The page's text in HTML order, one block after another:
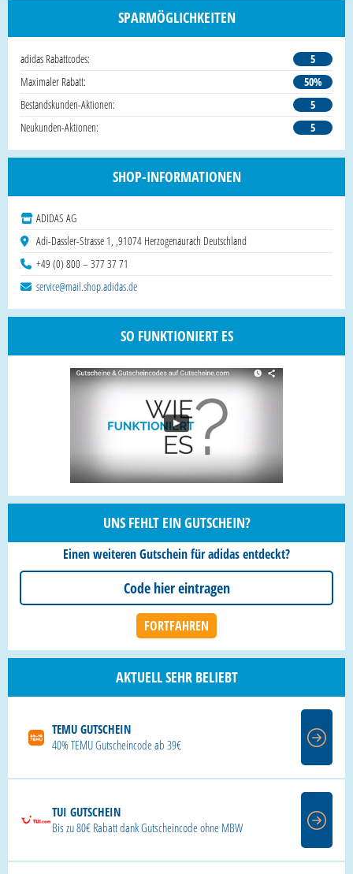
SPARMÖGLICHKEITEN
adidas Rabattcodes:
5
Maximaler Rabatt:
50%
Bestandskunden-Aktionen:
5
Neukunden-Aktionen:
5
SHOP-INFORMATIONEN
ADIDAS AG
Adi-Dassler-Strasse 1, ,91074 Herzogenaurach Deutschland
+49 (0) 800 – 377 37 71
service@mail.shop.adidas.de
SO FUNKTIONIERT ES
UNS FEHLT EIN GUTSCHEIN?
Einen weiteren Gutschein für adidas entdeckt?
AKTUELL SEHR BELIEBT
TEMU GUTSCHEIN
40% TEMU Gutscheincode ab 39€
TUI GUTSCHEIN
Bis zu 80€ Rabatt dank Gutscheincode ohne MBW